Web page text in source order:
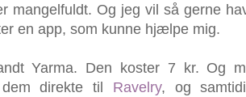
mangelfuldt. Og jeg vil så gerne
en app, som kunne hjælpe mig.
Yarma. Den koster 7 kr. Og
dem direkte til Ravelry, og